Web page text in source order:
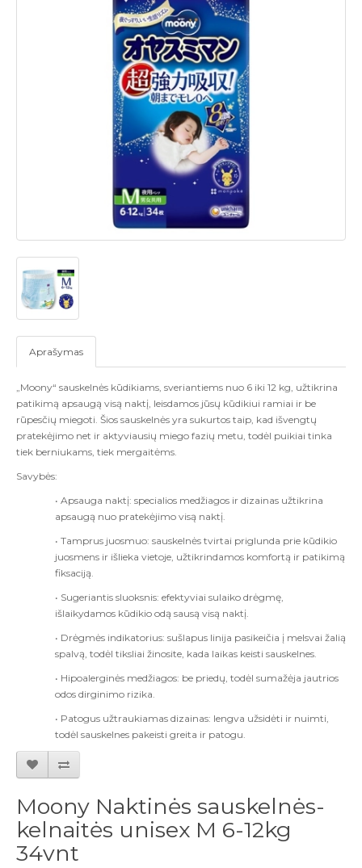
Aprašymas
„Moony“ sauskelnės kūdikiams, sveriantiems nuo 6 iki 12 kg, užtikrina
patikimą apsaugą visą naktį, leisdamos jūsų kūdikiui ramiai ir be
rūpesčių miegoti. Šios sauskelnės yra sukurtos taip, kad išvengtų
pratekėjimo net ir aktyviausių miego fazių metu, todėl puikiai tinka
tiek berniukams, tiek mergaitėms.
Savybės:
• Apsauga naktį: specialios medžiagos ir dizainas užtikrina
apsaugą nuo pratekėjimo visą naktį.
• Tamprus juosmuo: sauskelnės tvirtai priglunda prie kūdikio
juosmens ir išlieka vietoje, užtikrindamos komfortą ir patikimą
fiksaciją.
• Sugeriantis sluoksnis: efektyviai sulaiko drėgmę,
išlaikydamos kūdikio odą sausą visą naktį.
• Drėgmės indikatorius: sušlapus linija pasikeičia į melsvai žalią
spalvą, todėl tiksliai žinosite, kada laikas keisti sauskelnes.
• Hipoalerginės medžiagos: be priedų, todėl sumažėja jautrios
odos dirginimo rizika.
• Patogus užtraukiamas dizainas: lengva užsidėti ir nuimti,
todėl sauskelnes pakeisti greita ir patogu.
Moony Naktinės sauskelnės-
kelnaitės unisex M 6-12kg
34vnt